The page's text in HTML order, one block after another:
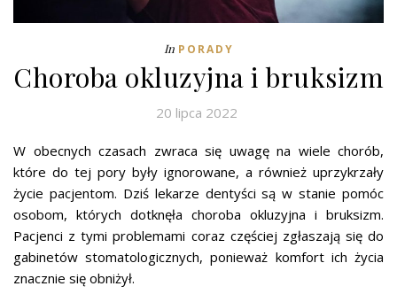
In PORADY
Choroba okluzyjna i bruksizm
20 lipca 2022
W obecnych czasach zwraca się uwagę na wiele chorób,
które do tej pory były ignorowane, a również uprzykrzały
życie pacjentom. Dziś lekarze dentyści są w stanie pomóc
osobom, których dotknęła choroba okluzyjna i bruksizm.
Pacjenci z tymi problemami coraz częściej zgłaszają się do
gabinetów stomatologicznych, ponieważ komfort ich życia
znacznie się obniżył.